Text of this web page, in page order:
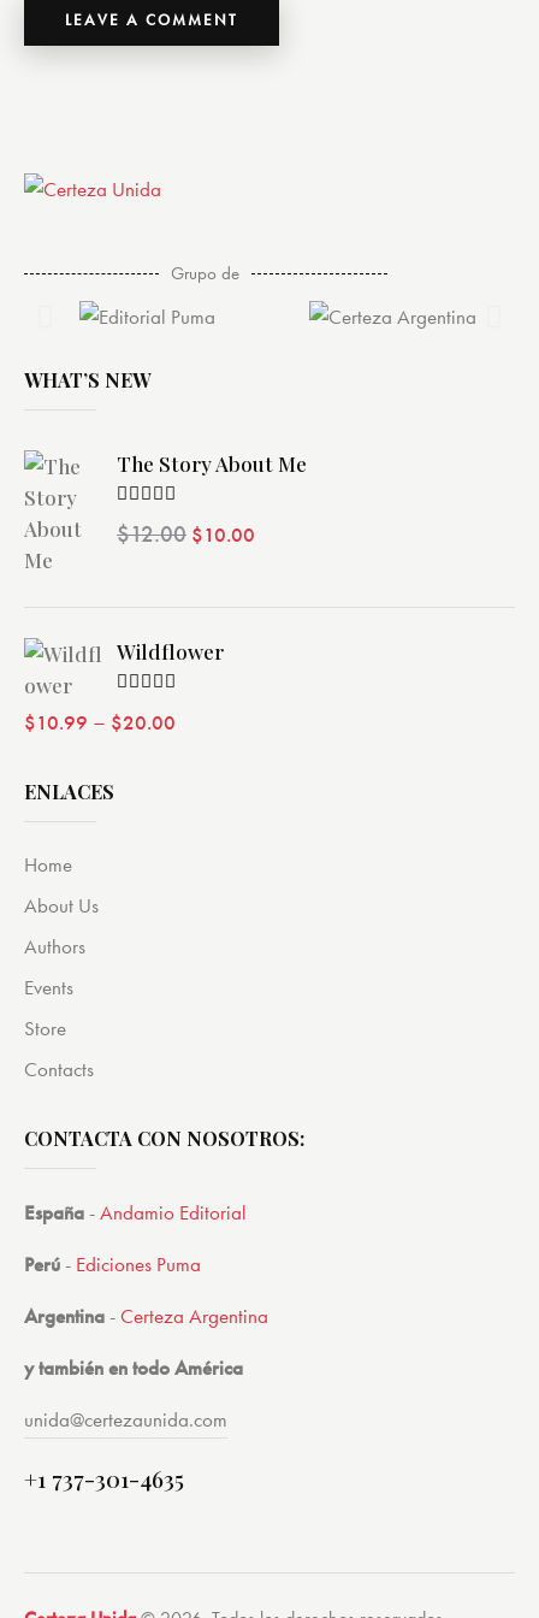
Grupo de
WHAT’S NEW
The Story About Me
Valorado
con4.00
$12.00 $10.00
Wildflower
con4.00
$10.99 – $20.00
ENLACES
Home
About Us
Authors
Events
Store
Contacts
CONTACTA CON NOSOTROS:
España -Andamio Editorial
Perú - Ediciones Puma
Argentina -Certeza Argentina
y también en todo América
unida@certezaunida.com
+1 737-301-4635